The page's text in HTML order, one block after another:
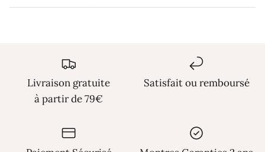
Livraison gratuite
à partir de 79€
Satisfait ou remboursé